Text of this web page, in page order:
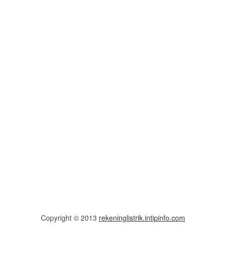
Copyright © 2013 rekeninglistrik.intipinfo.com